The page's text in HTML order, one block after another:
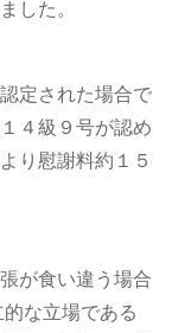
した。
定された場合で
４級９号が認め
り慰謝料約１５
が食い違う場合
な立場である